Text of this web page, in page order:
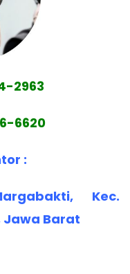
2963
6620
:
Kec.
Jawa Barat